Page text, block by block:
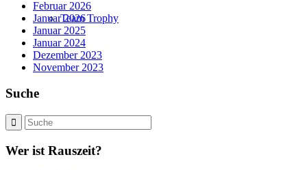
Team Trophy
Februar 2026
Januar 2026
Januar 2025
Januar 2024
Dezember 2023
November 2023
Suche
Wer ist Rauszeit?